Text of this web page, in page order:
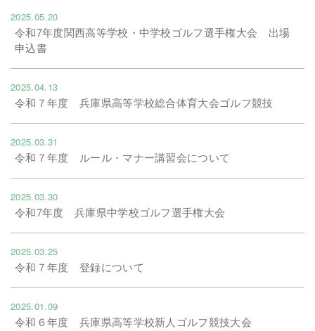
2025.05.20
令和7年度関西高等学校・中学校ゴルフ選手権大会 出場
申込書
2025.04.13
令和７年度 兵庫県高等学校総合体育大会ゴルフ競技
2025.03.31
令和７年度 ルール・マナー講習会について
2025.03.30
令和7年度 兵庫県中学校ゴルフ選手権大会
2025.03.25
令和７年度 登録について
2025.01.09
令和６年度 兵庫県高等学校新人ゴルフ競技大会